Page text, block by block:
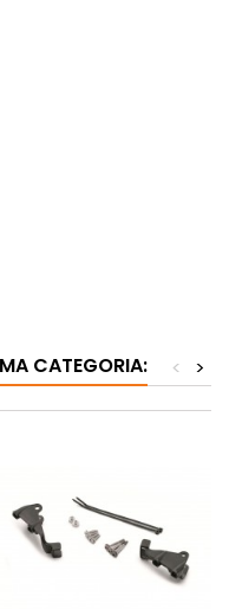
CATEGORIA: >
<